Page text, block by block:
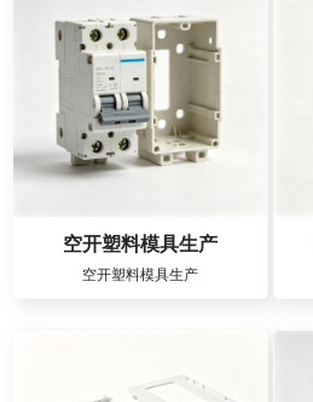
空开塑料模具生产
空开塑料模具生产